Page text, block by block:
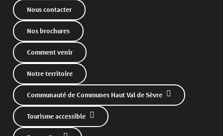
Nous contacter
Nos brochures
Comment venir
Notre territoire
Communauté de Communes Haut Val de Sèvre
Tourisme accessible